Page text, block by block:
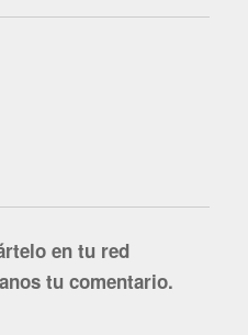
en tu red
tu comentario.